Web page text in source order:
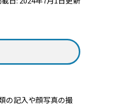
の記入や顔写真の撮